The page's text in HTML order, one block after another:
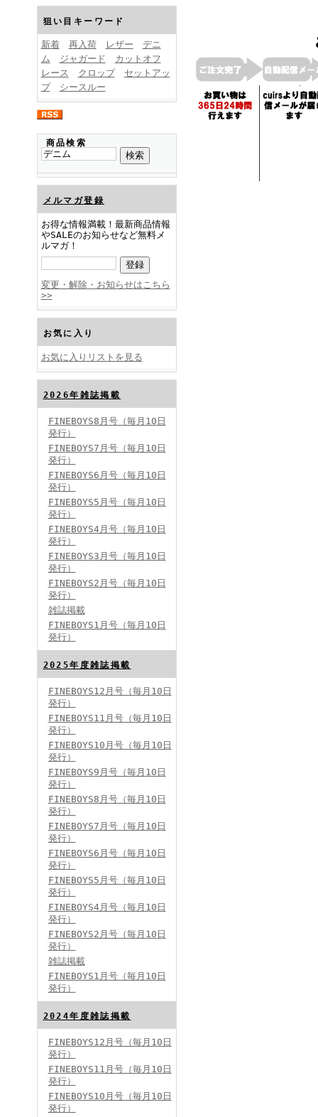
FINEBOYS2024年12月号
FINEBOYS2024年11月号
FINEBOYS2024年10月号
FINEBOYS2024年9月号
FINEBOYS2024年8月号
FINEBOYS2024年7月号
FINEBOYS2024年6月号
FINEBOYS2024年5月号
狙い目キーワード
新着 再入荷 レザー
デニ
ム
ジャガード
カットオフ
レース
クロップ
セットアッ
プ
シースルー
商品検索
メルマガ登録
お得な情報満載！最新商品情報
やSALEのお知らせなど無料メ
ルマガ！
変更・解除・お知らせはこちら
>>
お気に入り
お気に入りリストを見る
2026年雑誌掲載
FINEBOYS8月号（毎月10日
発行）
FINEBOYS7月号（毎月10日
発行）
FINEBOYS6月号（毎月10日
発行）
FINEBOYS5月号（毎月10日
発行）
FINEBOYS4月号（毎月10日
発行）
FINEBOYS3月号（毎月10日
発行）
FINEBOYS2月号（毎月10日
発行）
雑誌掲載
FINEBOYS1月号（毎月10日
発行）
2025年度雑誌掲載
FINEBOYS12月号（毎月10日
発行）
FINEBOYS11月号（毎月10日
発行）
FINEBOYS10月号（毎月10日
発行）
FINEBOYS9月号（毎月10日
発行）
FINEBOYS8月号（毎月10日
発行）
FINEBOYS7月号（毎月10日
発行）
FINEBOYS6月号（毎月10日
発行）
FINEBOYS5月号（毎月10日
発行）
FINEBOYS4月号（毎月10日
発行）
FINEBOYS2月号（毎月10日
発行）
雑誌掲載
FINEBOYS1月号（毎月10日
発行）
2024年度雑誌掲載
FINEBOYS12月号（毎月10日
発行）
FINEBOYS11月号（毎月10日
発行）
FINEBOYS10月号（毎月10日
発行）